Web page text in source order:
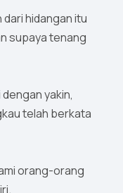
dari hidangan itu
supaya tenang
yakin,
telah berkata
orang-orang